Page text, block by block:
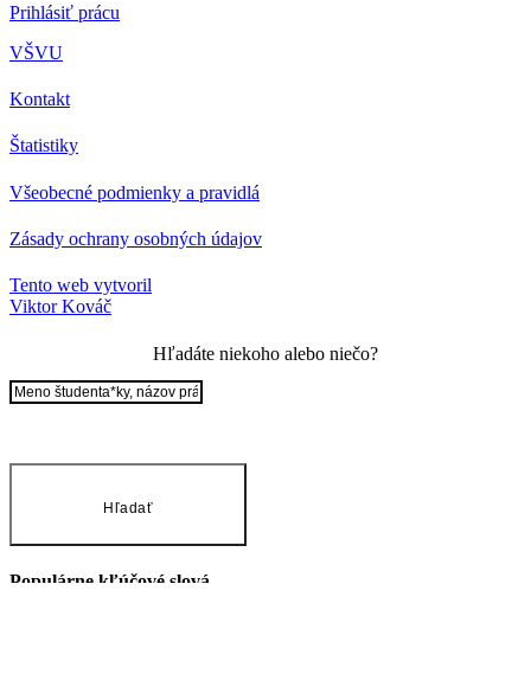
Prihlásiť prácu
VŠVU
Kontakt
Štatistiky
Všeobecné podmienky a pravidlá
Zásady ochrany osobných údajov
Tento web vytvoril
Viktor Kováč
Hľadáte niekoho alebo niečo?
Hľadať
Populárne kľúčové slová